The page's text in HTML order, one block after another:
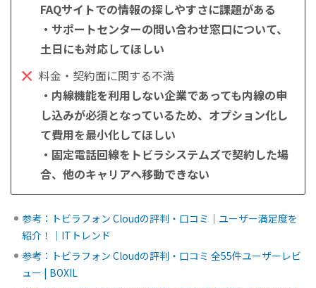
FAQサイトでの情報の探しやすさに課題がある
・サポートセンターの問い合わせ窓口について、
土日にも対応してほしい
料金・契約面に関する不満
・内線機能を利用しない企業であっても内線の申
し込みが必須となっているため、オプション化し
て費用を最小化してほしい
・固定電話回線をトビラシステムズで契約した場
合、他のキャリアへ移動できない
参考：トビラフォン Cloudの評判・口コミ｜ユーザー満足度を
紹介！｜ITトレンド
参考：トビラフォン Cloudの評判・口コミ 全55件ユーザーレビ
ュー | BOXIL